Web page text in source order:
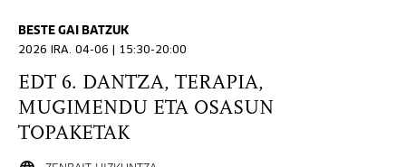
BESTE GAI BATZUK
2026 IRA. 04-06 | 15:30-20:00
EDT 6. DANTZA, TERAPIA,
MUGIMENDU ETA OSASUN
TOPAKETAK